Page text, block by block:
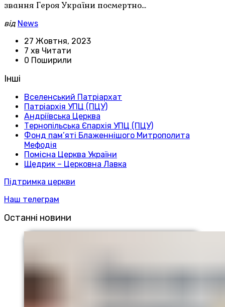
звання Героя України посмертно…
від News
27 Жовтня, 2023
7 хв Читати
0 Поширили
Інші
Вселенський Патріархат
Патріархія УПЦ (ПЦУ)
Андріївська Церква
Тернопільська Єпархія УПЦ (ПЦУ)
Фонд пам’яті Блаженнішого Митрополита
Мефодія
Помісна Церква України
Щедрик – Церковна Лавка
Підтримка церкви
Наш телеграм
Останні новини